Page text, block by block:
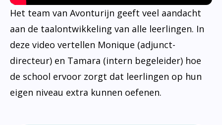
Het team van Avonturijn geeft veel aandacht
aan de taalontwikkeling van alle leerlingen. In
deze video vertellen Monique (adjunct-
directeur) en Tamara (intern begeleider) hoe
de school ervoor zorgt dat leerlingen op hun
eigen niveau extra kunnen oefenen.